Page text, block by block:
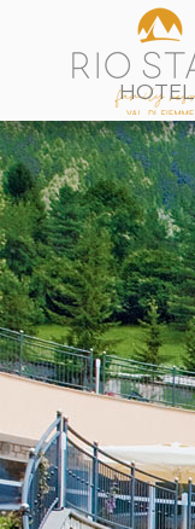
HOTEL